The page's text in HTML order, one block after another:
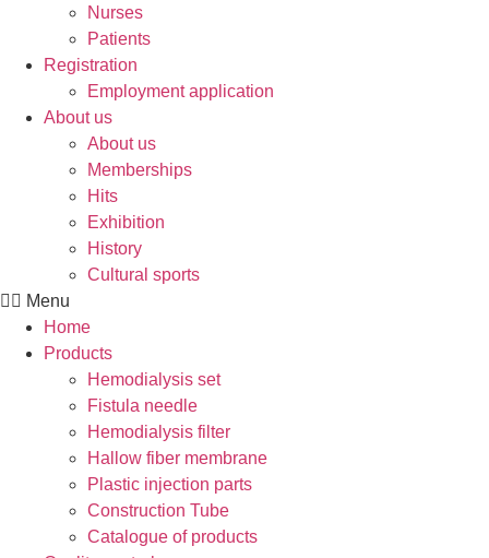
Nurses
Patients
Registration
Employment application
About us
About us
Memberships
Hits
Exhibition
History
Cultural sports
Menu
Home
Products
Hemodialysis set
Fistula needle
Hemodialysis filter
Hallow fiber membrane
Plastic injection parts
Construction Tube
Catalogue of products